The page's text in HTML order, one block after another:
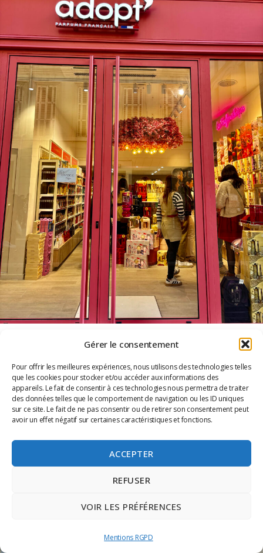
Gérer le consentement
Pour offrir les meilleures expériences, nous utilisons des technologies telles
que les cookies pour stocker et/ou accéder aux informations des
appareils. Le fait de consentir à ces technologies nous permettra de traiter
des données telles que le comportement de navigation ou les ID uniques
sur ce site. Le fait de ne pas consentir ou de retirer son consentement peut
avoir un effet négatif sur certaines caractéristiques et fonctions.
ACCEPTER
REFUSER
VOIR LES PRÉFÉRENCES
Mentions RGPD
ADOPT’ PARFUMS OUVRE RUE ST FE
A MARSEILLE
Marseille accueille une nouvelle destination olfactive en plein cœur
des rues commerçantes de Marseille ! L’ enseigne 100% française
Adopt’ Parfums vient d’ouvrir sa boutique